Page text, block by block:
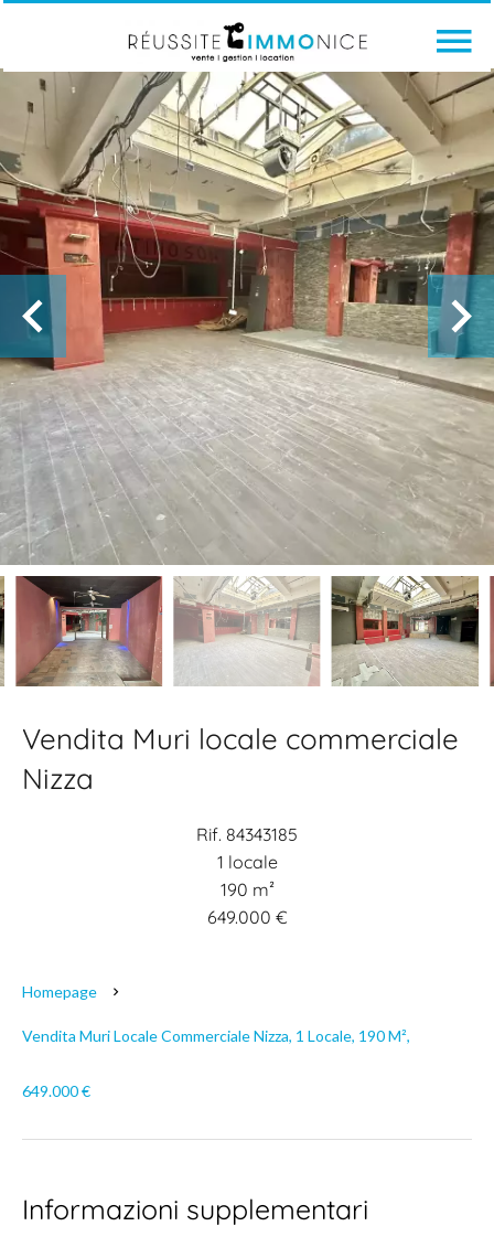
Vendita Muri locale commerciale
Nizza
Rif. 84343185
1 locale
190 m²
649.000 €
Homepage
Vendita Muri Locale Commerciale Nizza, 1 Locale, 190 M²,
649.000 €
Informazioni supplementari